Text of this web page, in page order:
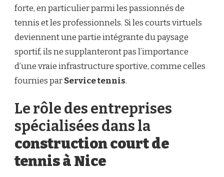
forte, en particulier parmi les passionnés de
tennis et les professionnels. Si les courts virtuels
deviennent une partie intégrante du paysage
sportif, ils ne supplanteront pas l’importance
d’une vraie infrastructure sportive, comme celles
fournies parService tennis.
Le rôle des entreprises
spécialisées dans la
construction court de
tennis à Nice